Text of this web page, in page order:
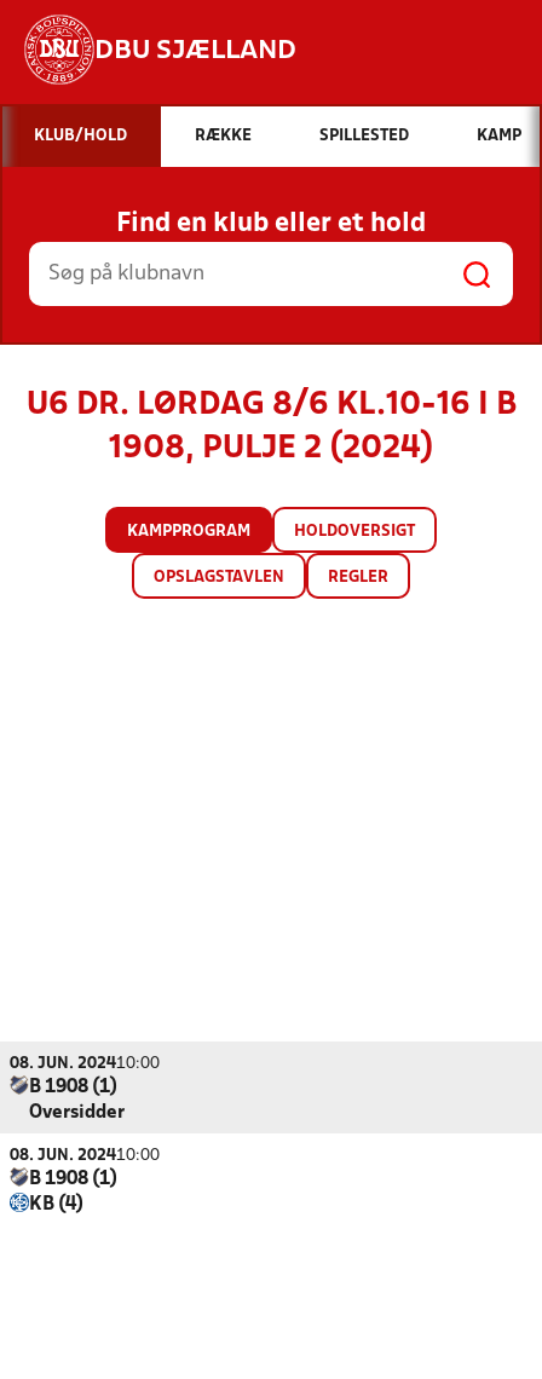
DBU SJÆLLAND
Hvad vil du søge efter?
INDHOLD OG NYHEDER
STILLINGER, RESULTATER, KLUBBER OG
HOLD
KLUB/HOLD RÆKKE SPILLESTED KAMP
Find en klub eller et hold
U6 DR. LØRDAG 8/6 KL.10-16 I B
1908, PULJE 2 (2024)
KAMPPROGRAM HOLDOVERSIGT
OPSLAGSTAVLEN REGLER
08. JUN. 202410:00
B 1908 (1)
Oversidder
08. JUN. 202410:00
B 1908 (1)
KB (4)